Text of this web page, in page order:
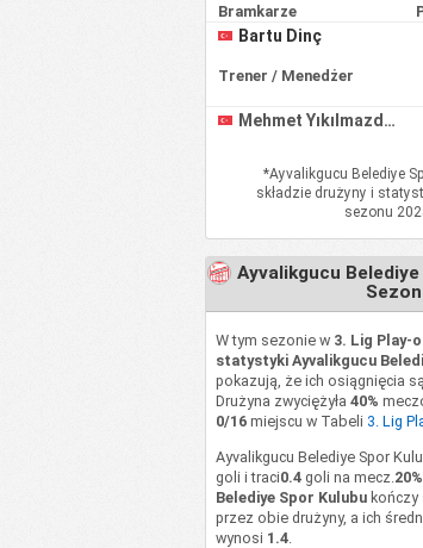
Bramkarze
Bartu Dinç
Trener / Menedżer
Mehmet Yıkılmazdağ
*Ayvalikgucu Belediye
składzie drużyny i
sezonu
Ayvalikgucu
W tym sezonie w 3. Lig Play-
statystyki Ayvalikgucu
pokazują, że ich osiągnięcia są
Drużyna zwyciężyła 40%
0/16miejscu w Tabeli 3. Lig
Ayvalikgucu Belediye Spor
goli i traci0.4goli na mecz. 20%
Belediye Spor Kulubukończy
przez obie drużyny, a ich
wynosi 1.4.